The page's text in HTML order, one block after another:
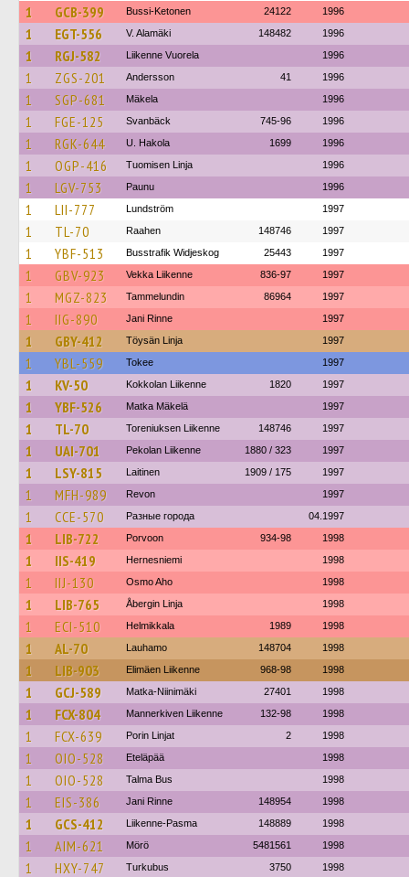
1 GCB-399 Bussi-Ketonen 24122 1996
1 EGT-556 V. Alamäki 148482 1996
1 RGJ-582 Liikenne Vuorela 1996
1 ZGS-201 Andersson 41 1996
1 SGP-681 Mäkela 1996
1 FGE-125 Svanbäck 745-96 1996
1 RGK-644 U. Hakola 1699 1996
1 OGP-416 Tuomisen Linja 1996
1 LGV-753 Paunu 1996
1 LII-777 Lundström 1997
1 TL-70 Raahen 148746 1997
1 YBF-513 Busstrafik Widjeskog 25443 1997
1 GBV-923 Vekka Liikenne 836-97 1997
1 MGZ-823 Tammelundin 86964 1997
1 IIG-890 Jani Rinne 1997
1 GBY-412 Töysän Linja 1997
1 YBL-559 Tokee 1997
1 KV-50 Kokkolan Liikenne 1820 1997
1 YBF-526 Matka Mäkelä 1997
1 TL-70 Toreniuksen Liikenne 148746 1997
1 UAI-701 Pekolan Liikenne 1880 / 323 1997
1 LSY-815 Laitinen 1909 / 175 1997
1 MFH-989 Revon 1997
1 CCE-570 Разные города 04.1997
1 LIB-722 Porvoon 934-98 1998
1 IIS-419 Hernesniemi 1998
1 IIJ-130 Osmo Aho 1998
1 LIB-765 Åbergin Linja 1998
1 ECI-510 Helmikkala 1989 1998
1 AL-70 Lauhamo 148704 1998
1 LIB-903 Elimäen Liikenne 968-98 1998
1 GCJ-589 Matka-Niinimäki 27401 1998
1 FCX-804 Mannerkiven Liikenne 132-98 1998
1 FCX-639 Porin Linjat 2 1998
1 OIO-528 Eteläpää 1998
1 OIO-528 Talma Bus 1998
1 EIS-386 Jani Rinne 148954 1998
1 GCS-412 Liikenne-Pasma 148889 1998
1 AIM-621 Mörö 5481561 1998
1 HXY-747 Turkubus 3750 1998